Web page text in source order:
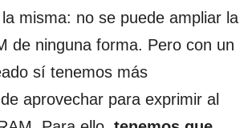
misma: no se puede ampliar la
de ninguna forma. Pero con un
sí tenemos más
aprovechar para exprimir al